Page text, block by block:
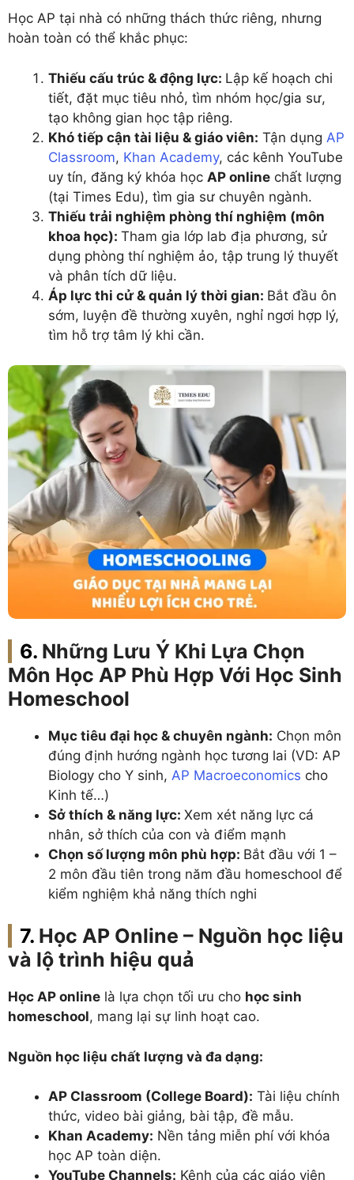
Học AP tại nhà có những thách thức riêng, nhưng
hoàn toàn có thể khắc phục:
Thiếu cấu trúc & động lực: Lập kế hoạch chi
tiết, đặt mục tiêu nhỏ, tìm nhóm học/gia sư,
tạo không gian học tập riêng.
Khó tiếp cận tài liệu & giáo viên: Tận dụng AP
Classroom, Khan Academy, các kênh YouTube
uy tín, đăng ký khóa học AP online chất lượng
(tại Times Edu), tìm gia sư chuyên ngành.
Thiếu trải nghiệm phòng thí nghiệm (môn
khoa học): Tham gia lớp lab địa phương, sử
dụng phòng thí nghiệm ảo, tập trung lý thuyết
và phân tích dữ liệu.
Áp lực thi cử & quản lý thời gian: Bắt đầu ôn
sớm, luyện đề thường xuyên, nghỉ ngơi hợp lý,
tìm hỗ trợ tâm lý khi cần.
Những Lưu Ý Khi Lựa Chọn
Môn Học AP Phù Hợp Với Học Sinh
Homeschool
Mục tiêu đại học & chuyên ngành: Chọn môn
đúng định hướng ngành học tương lai (VD: AP
Biology cho Y sinh, AP Macroeconomics cho
Kinh tế…)
Sở thích & năng lực: Xem xét năng lực cá
nhân, sở thích của con và điểm mạnh
Chọn số lượng môn phù hợp: Bắt đầu với 1 –
2 môn đầu tiên trong năm đầu homeschool để
kiểm nghiệm khả năng thích nghi
Học AP Online – Nguồn học liệu
và lộ trình hiệu quả
Học AP online là lựa chọn tối ưu cho học sinh
homeschool, mang lại sự linh hoạt cao.
Nguồn học liệu chất lượng và đa dạng:
AP Classroom (College Board): Tài liệu chính
thức, video bài giảng, bài tập, đề mẫu.
Khan Academy: Nền tảng miễn phí với khóa
học AP toàn diện.
YouTube Channels: Kênh của các giáo viên